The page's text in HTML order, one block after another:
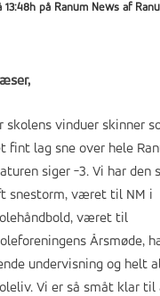
13:48h på Ranum News af
skolens vinduer skinner
fint lag sne over hele
siger -3. Vi har den
snestorm, været til NM i
været til
Årsmøde,
undervisning og helt
Vi er så småt klar til